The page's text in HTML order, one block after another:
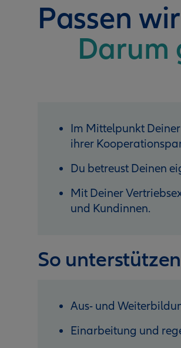
Passen
Darum
Im Mittelpunkt
ihrer
Du betreust Deinen
Mit Deiner
und Kundinnen.
So
Aus- und
Einarbeitung und